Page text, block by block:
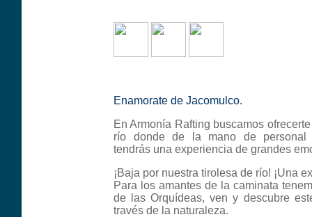
Enamorate de Jacomulco.
En Armonía Rafting buscamos
río donde de la mano de personal
tendrás una experiencia de grandes
¡Baja por nuestra tirolesa de río! ¡Una
Para los amantes de la caminata
de las Orquídeas, ven y descubre
través de la naturaleza.